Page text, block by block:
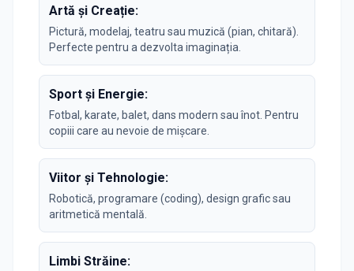
Artă și Creație:
Pictură, modelaj, teatru sau muzică (pian, chitară).
Perfecte pentru a dezvolta imaginația.
Sport și Energie:
Fotbal, karate, balet, dans modern sau înot. Pentru
copiii care au nevoie de mișcare.
Viitor și Tehnologie:
Robotică, programare (coding), design grafic sau
aritmetică mentală.
Limbi Străine: